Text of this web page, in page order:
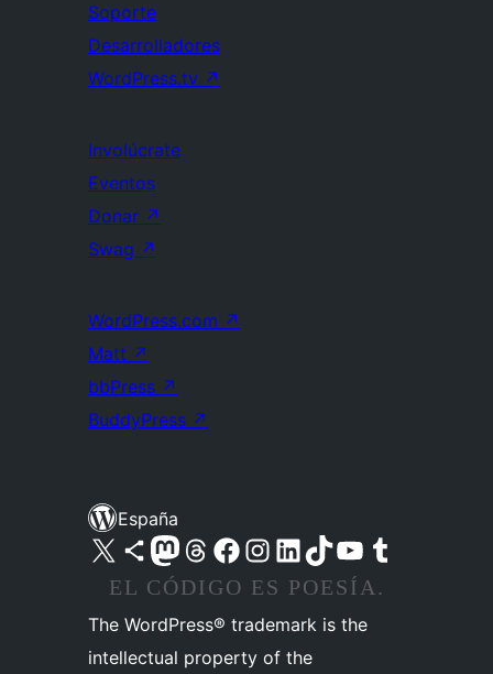
Soporte
Desarrolladores
WordPress.tv ↗
Involúcrate
Eventos
Donar ↗
Swag ↗
WordPress.com ↗
Matt ↗
bbPress ↗
BuddyPress ↗
España
Visita nuestra cuenta de X (anteriormente Twitter)
Visita nuestra cuenta de Bluesky
Visita nuestra cuenta de Mastodon
Visita nuestra cuenta de Threads
Visita nuestra página de Facebook
Visita nuestra cuenta de Instagram
Visita nuestra cuenta de LinkedIn
Visita nuestra cuenta de TikTok
Visita nuestro canal de YouTube
Visita nuestra cuenta de Tumblr
EL CÓDIGO ES POESÍA.
The WordPress® trademark is the
intellectual property of the